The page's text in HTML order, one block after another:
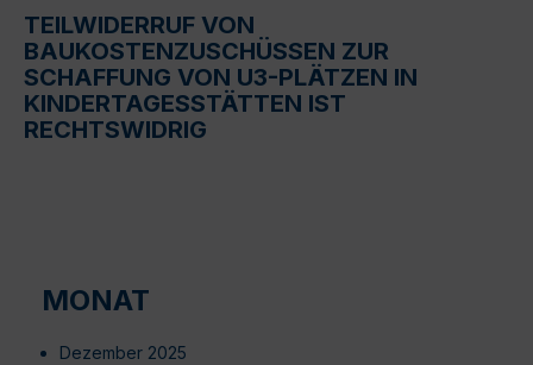
TEILWIDERRUF VON
BAUKOSTENZUSCHÜSSEN ZUR
SCHAFFUNG VON U3-PLÄTZEN IN
KINDERTAGESSTÄTTEN IST
RECHTSWIDRIG
MONAT
Dezember 2025